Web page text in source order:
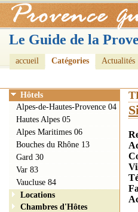
Le Guide de la
accueil Catégories Actualités
Hôtels
Alpes-de-Hautes-Provence 04
Hautes Alpes 05
Alpes Maritimes 06
Bouches du Rhône 13
Gard 30
Var 83
Vaucluse 84
Locations
Chambres d'Hôtes